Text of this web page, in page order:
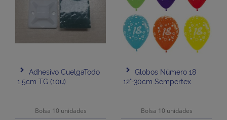
Adhesivo CuelgaTodo
1,5cm TG (10u)
Bolsa 10 unidades
Globos Número 18
12"-30cm Sempertex
Bolsa 10 unidades